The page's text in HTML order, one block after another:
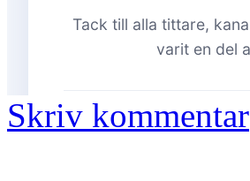
Skriv kommentar